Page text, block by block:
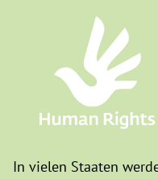
In vielen Staaten